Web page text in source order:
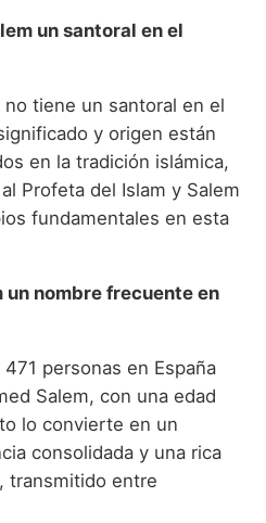
un santoral en el
tiene un santoral en el
y origen están
en la tradición islámica,
Profeta del Islam y Salem
fundamentales en esta
un nombre frecuente en
personas en España
Salem, con una edad
lo convierte en un
consolidada y una rica
transmitido entre